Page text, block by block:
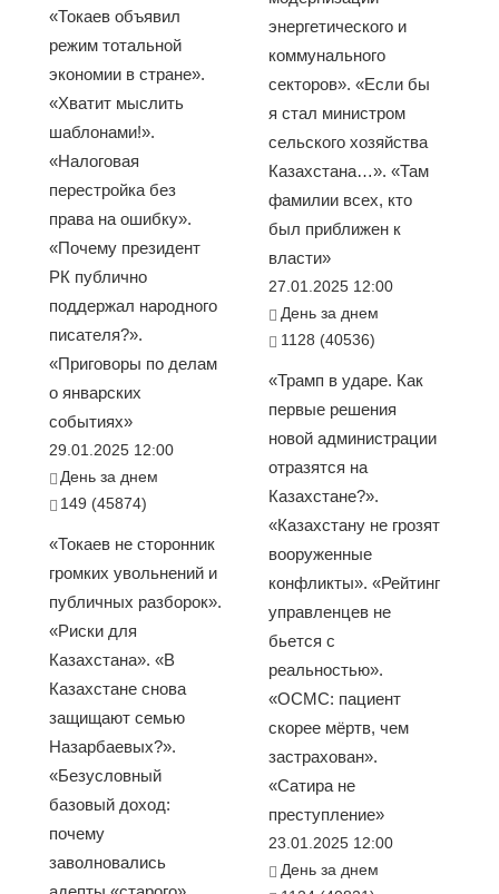
«Токаев объявил
режим тотальной
экономии в стране».
«Хватит мыслить
шаблонами!».
«Налоговая
перестройка без
права на ошибку».
«Почему президент
РК публично
поддержал народного
писателя?».
«Приговоры по делам
о январских
событиях»
29.01.2025 12:00
День за днем
149 (45874)
«Токаев не сторонник
громких увольнений и
публичных разборок».
«Риски для
Казахстана». «В
Казахстане снова
защищают семью
Назарбаевых?».
«Безусловный
базовый доход:
почему
заволновались
энергетического и
коммунального
секторов». «Если бы
я стал министром
сельского хозяйства
Казахстана…». «Там
фамилии всех, кто
был приближен к
власти»
27.01.2025 12:00
День за днем
1128 (40536)
«Трамп в ударе. Как
первые решения
новой администрации
отразятся на
Казахстане?».
«Казахстану не грозят
вооруженные
конфликты». «Рейтинг
управленцев не
бьется с
реальностью».
«ОСМС: пациент
скорее мёртв, чем
застрахован».
«Сатира не
преступление»
23.01.2025 12:00
День за днем